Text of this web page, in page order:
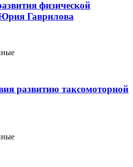
физической
Гаврилова
развитию таксомоторной